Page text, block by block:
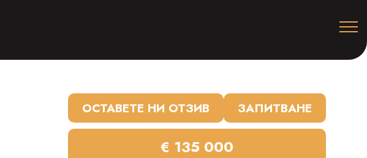
ОСТАВЕТЕ НИ ОТЗИВ ЗАПИТВАНЕ
€ 135 000